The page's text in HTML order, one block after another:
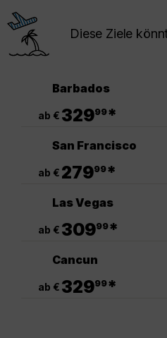
Diese Ziele
Barbados
ab € 32999*
San Francisco
ab € 27999*
Las Vegas
ab € 30999*
Cancun
ab € 32999*